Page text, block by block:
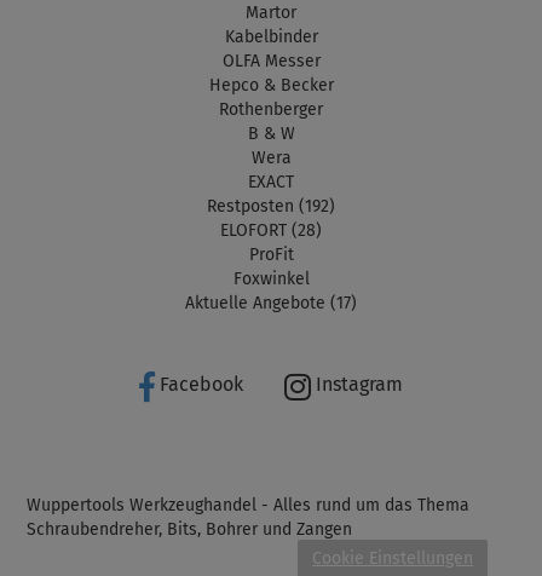
Martor
Kabelbinder
OLFA Messer
Hepco & Becker
Rothenberger
B & W
Wera
EXACT
Restposten (192)
ELOFORT (28)
ProFit
Foxwinkel
Aktuelle Angebote (17)
Facebook Instagram
Wuppertools Werkzeughandel - Alles rund um das Thema
Schraubendreher, Bits, Bohrer und Zangen
Cookie Einstellungen